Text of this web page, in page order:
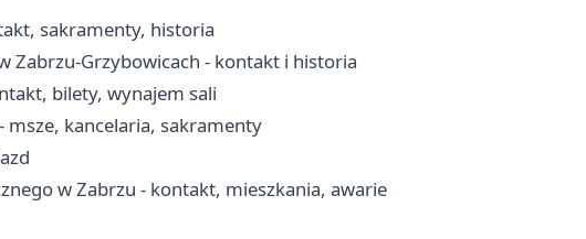
sakramenty, historia
Zabrzu-Grzybowicach - kontakt i historia
bilety, wynajem sali
msze, kancelaria, sakramenty
w Zabrzu - kontakt, mieszkania, awarie